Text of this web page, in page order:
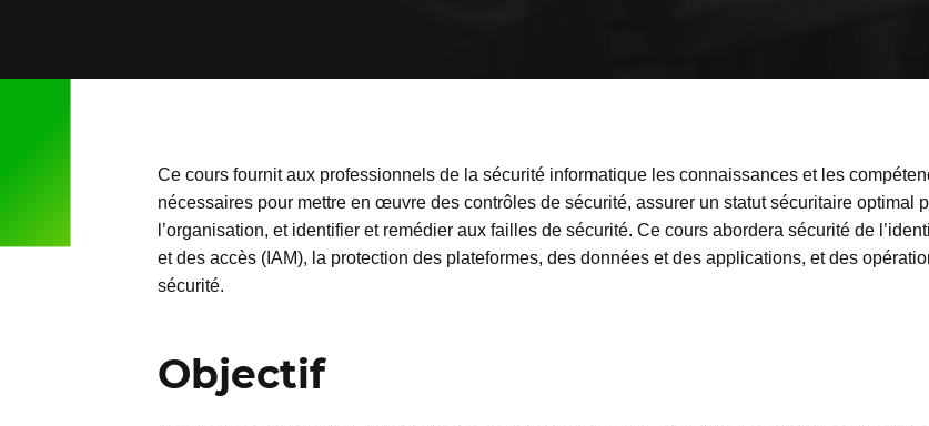
Ce cours fournit aux professionnels de la sécurité informatique les connaissances et les
nécessaires pour mettre en œuvre des contrôles de sécurité, assurer un statut sécuritaire optimal
l’organisation, et identifier et remédier aux failles de sécurité. Ce cours abordera sécurité de
et des accès (IAM), la protection des plateformes, des données et des applications, et des
sécurité.
Objectif